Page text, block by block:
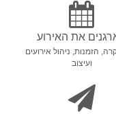
את האירוע
הזמנות, ניהול אירועים
ועיצוב